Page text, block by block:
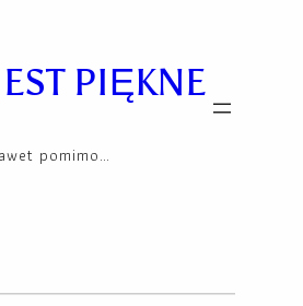
PIĘKNE
pomimo…